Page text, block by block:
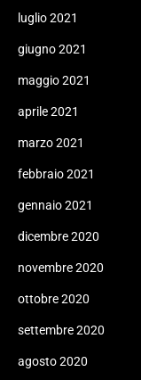
luglio 2021
giugno 2021
maggio 2021
aprile 2021
marzo 2021
febbraio 2021
gennaio 2021
dicembre 2020
novembre 2020
ottobre 2020
settembre 2020
agosto 2020